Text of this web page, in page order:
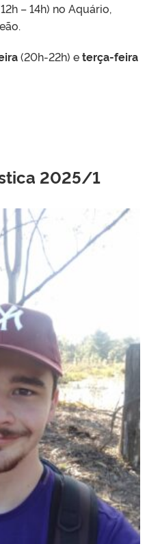
– 14h) no Aquário,
(20h-22h) eterça-feira
2025/1